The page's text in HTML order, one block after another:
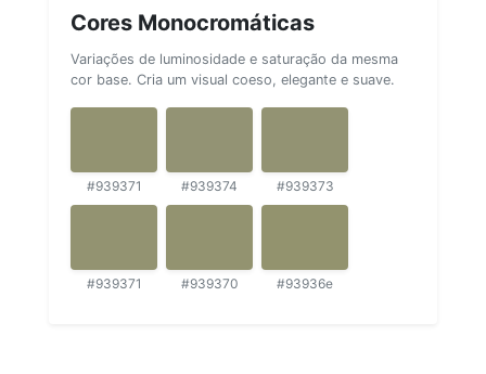
Cores Monocromáticas
Variações de luminosidade e saturação da mesma
cor base. Cria um visual coeso, elegante e suave.
#939371 #939374 #939373
#939371 #939370 #93936e